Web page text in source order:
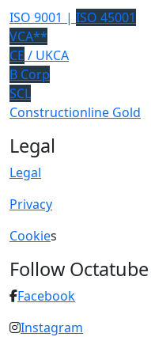
ISO 9001 | ISO 45001
VCA**
CE / UKCA
B Corp
SCL
Constructionline Gold
Legal
Legal
Privacy
Cookies
Follow Octatube
Facebook
Instagram